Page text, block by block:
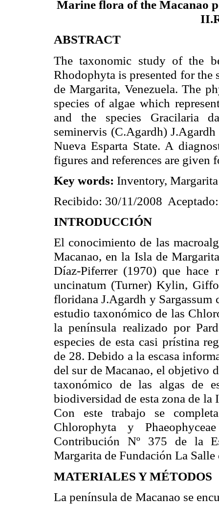
Marine flora of the Macanao
ABSTRACT
The taxonomic study of the
Rhodophyta is presented for
de Margarita, Venezuela. The
species of algae which
and the species Gracilaria
seminervis (C.Agardh)
Nueva Esparta State. A
figures and references are given
Key words: Inventory, Margarita
Recibido: 30/11/2008
INTRODUCCIÓN
El conocimiento de las
Macanao, enla Isla de
Díaz-Piferrer (1970) que hace
uncinatum (Turner) Kylin,
floridana J.Agardh y Sargassum
estudio taxonómico de las
la península realizado por
especies de esta casi prístina
de 28. Debido a la escasa
del sur de Macanao, el objetivo
taxonómico de las algas de
biodiversidad de esta zona de la
Con este trabajo se
Chlorophyta y
Contribución Nº 375 de la
Margarita de Fundación La Salle
MATERIALES Y MÉTODOS
La península de Macanao se